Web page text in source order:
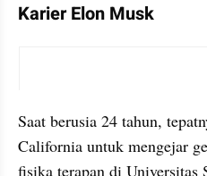
Karier Elon Musk
Saat berusia 24 tahun,
California untuk mengejar
fisika terapan di